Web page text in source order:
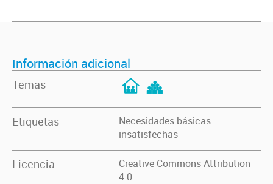
Información adicional
Temas
Etiquetas
Necesidades básicas
insatisfechas
Licencia
Creative Commons Attribution
4.0